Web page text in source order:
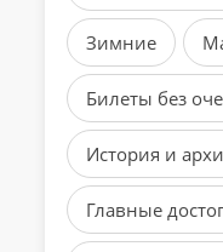
Зимние
Билеты без
История и
Главные